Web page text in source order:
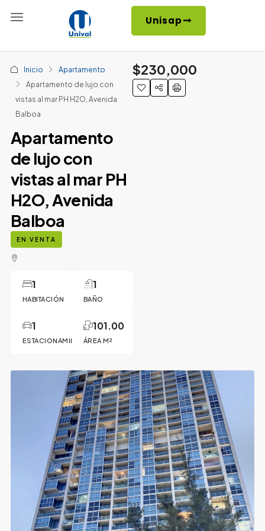
Unisap
Inicio
Apartamento
Apartamento de lujo con
vistas al mar PH H2O, Avenida
Balboa
Apartamento
de lujo con
vistas al mar PH
H2O, Avenida
Balboa
EN VENTA
HABITACIÓN
1
BAÑO
1
ESTACIONAMIENTO
1
ÁREA M²
101.00
$230,000